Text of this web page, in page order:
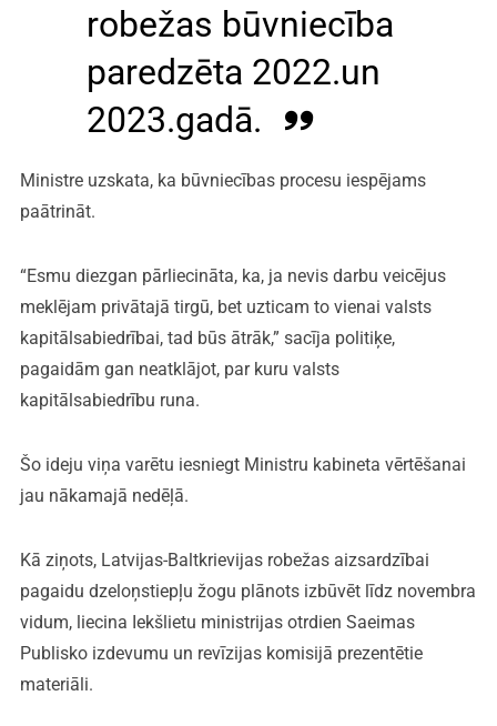
robežas būvniecība
paredzēta 2022.un
2023.gadā.
Ministre uzskata, ka būvniecības procesu iespējams
paātrināt.
“Esmu diezgan pārliecināta, ka, ja nevis darbu veicējus
meklējam privātajā tirgū, bet uzticam to vienai valsts
kapitālsabiedrībai, tad būs ātrāk,” sacīja politiķe,
pagaidām gan neatklājot, par kuru valsts
kapitālsabiedrību runa.
Šo ideju viņa varētu iesniegt Ministru kabineta vērtēšanai
jau nākamajā nedēļā.
Kā ziņots, Latvijas-Baltkrievijas robežas aizsardzībai
pagaidu dzeloņstiepļu žogu plānots izbūvēt līdz novembra
vidum, liecina Iekšlietu ministrijas otrdien Saeimas
Publisko izdevumu un revīzijas komisijā prezentētie
materiāli.